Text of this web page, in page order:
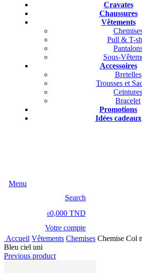
Cravates
Chaussures
Vêtements
Pull & T-
Sous-
Accessoires
Bretelles
Trousses et
Ceintures
Bracelet
Promotions
Idées cadeaux
Menu
Search
00,000 TND
Votre compte
Accueil Vêtements Chemises Chemise Col
Bleu ciel uni
Previous product